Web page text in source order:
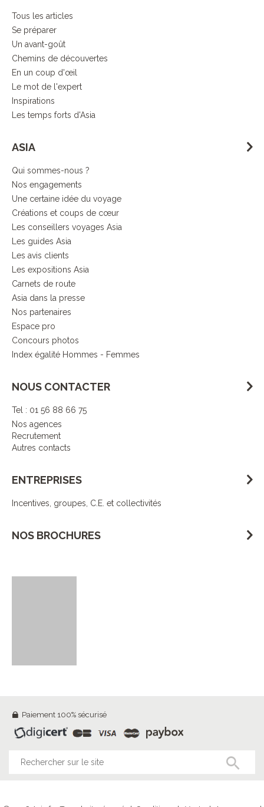
Tous les articles
Se préparer
Un avant-goût
Chemins de découvertes
En un coup d'œil
Le mot de l'expert
Inspirations
Les temps forts d'Asia
ASIA
Qui sommes-nous ?
Nos engagements
Une certaine idée du voyage
Créations et coups de cœur
Les conseillers voyages Asia
Les guides Asia
Les avis clients
Les expositions Asia
Carnets de route
Asia dans la presse
Nos partenaires
Espace pro
Concours photos
Index égalité Hommes - Femmes
NOUS CONTACTER
Tel : 01 56 88 66 75
Nos agences
Recrutement
Autres contacts
ENTREPRISES
Incentives, groupes, C.E. et collectivités
NOS BROCHURES
Paiement 100% sécurisé